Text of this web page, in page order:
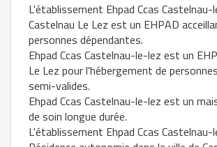
L'établissement Ehpad Ccas
Castelnau Le Lez est un EHPAD
personnes dépendantes.
Ehpad Ccas Castelnau-le-lez est un
Le Lez pour l'hébergement de
semi-valides.
Ehpad Ccas Castelnau-le-lez est un
de soin longue durée.
L'établissement Ehpad Ccas